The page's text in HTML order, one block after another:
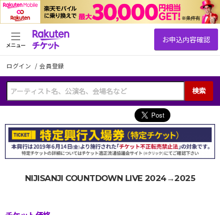
ログイン /会員登録
検索
メニュー
NIJISANJI COUNTDOWN LIVE 2024→2025